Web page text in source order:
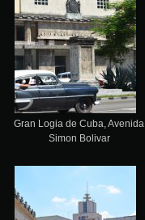
Gran Logia de Cuba, Avenida
Simon Bolivar